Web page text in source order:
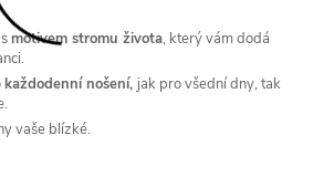
motivem stromu života, který vám dodá
každodenní nošení, jak pro všední dny, tak
vaše blízké.